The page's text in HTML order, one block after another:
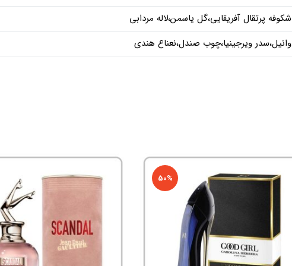
شکوفه پرتقال آفریقایی،گل یاسمن،لاله مردابی
وانیل،سدر ویرجینیا،چوب صندل،نعناع هندی
50%